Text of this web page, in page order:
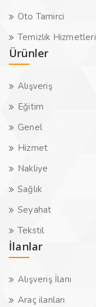
Oto Tamirci
Temizlik Hizmetleri
Ürünler
Alışveriş
Eğitim
Genel
Hizmet
Nakliye
Sağlık
Seyahat
Tekstil
İlanlar
Alışveriş İlanı
Araç ilanları